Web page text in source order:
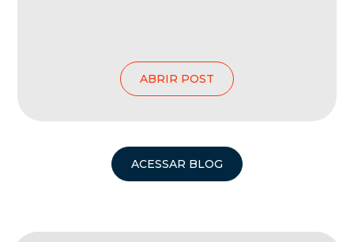
ABRIR POST
ACESSAR BLOG